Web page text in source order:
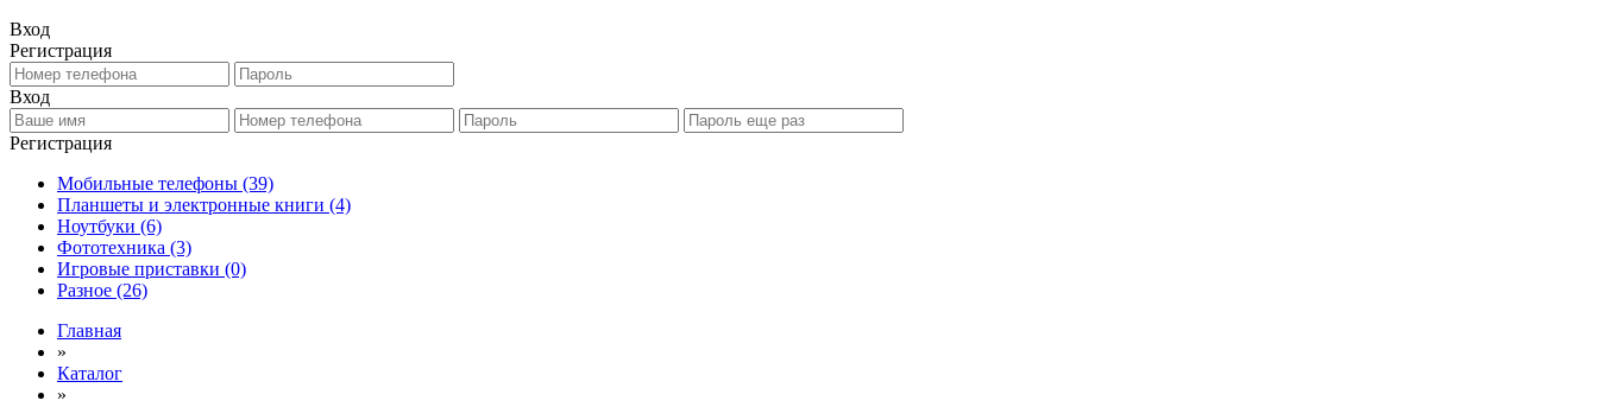
Вход
Регистрация
Вход
Регистрация
Мобильные телефоны (39)
Планшеты и электронные книги (4)
Ноутбуки (6)
Фототехника (3)
Игровые приставки (0)
Разное (26)
Главная
»
Каталог
»